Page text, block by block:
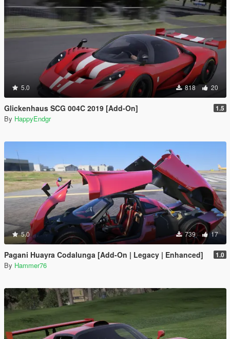
5.0 818 20
Glickenhaus SCG 004C 2019 [Add-On] 1.5
By HappyEndgr
5.0 739 17
Pagani Huayra Codalunga [Add-On | Legacy | Enhanced] 1.0
By Hammer76